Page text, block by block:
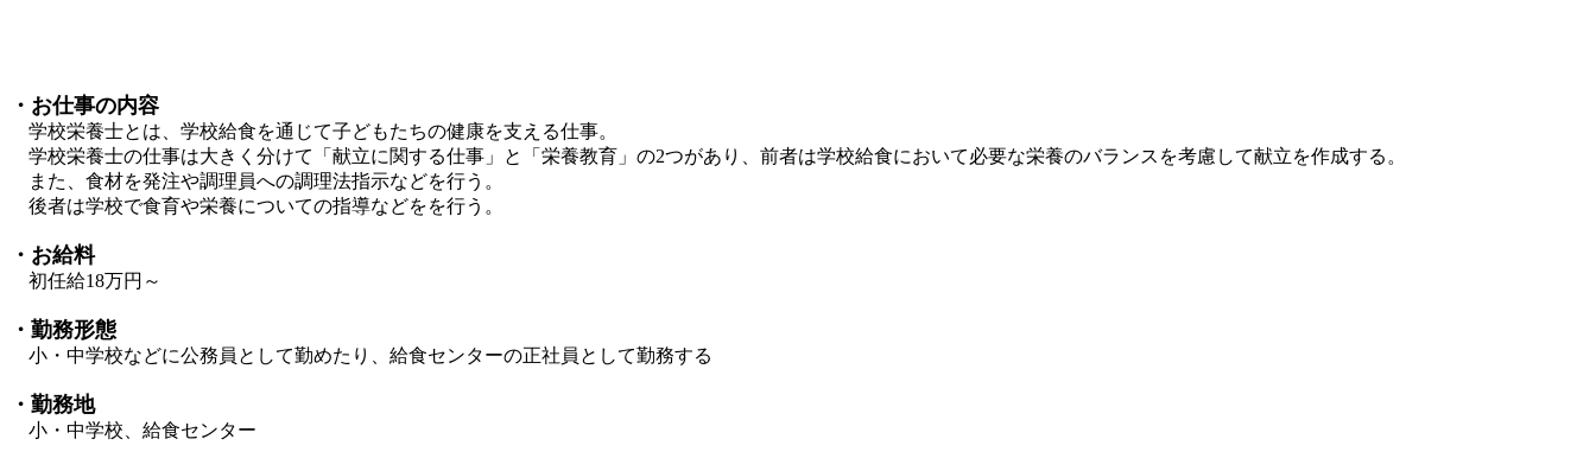
・お仕事の内容
学校栄養士とは、学校給食を通じて子どもたちの健康を支える仕事。
学校栄養士の仕事は大きく分けて「献立に関する仕事」と「栄養教育」の2つがあり、前者は学校給食において必要な栄養のバランスを考慮して献立を作成する。
また、食材を発注や調理員への調理法指示などを行う。
後者は学校で食育や栄養についての指導などをを行う。
・お給料
初任給18万円～
・勤務形態
小・中学校などに公務員として勤めたり、給食センターの正社員として勤務する
・勤務地
小・中学校、給食センター